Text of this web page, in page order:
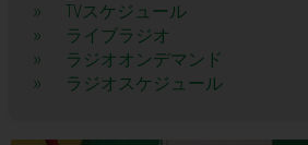
»
TVスケジュール
»
ライブラジオ
»
ラジオオンデマンド
»
ラジオスケジュール